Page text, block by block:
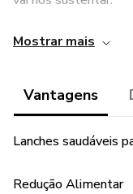
Nós conseguiremos
“Este produto não
relativos à saúde.”
Mostrar mais
Vantagens
Lanches saudáveis
Redução Alimentar